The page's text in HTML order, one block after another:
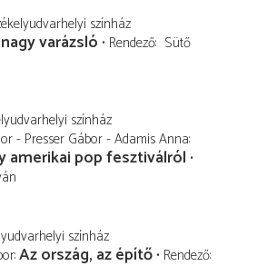
színház
varázsló Rendező Sütő
színház
- Presser Gábor - Adamis Anna
amerikai pop fesztiválról
színház
Az ország, az építő Rendező